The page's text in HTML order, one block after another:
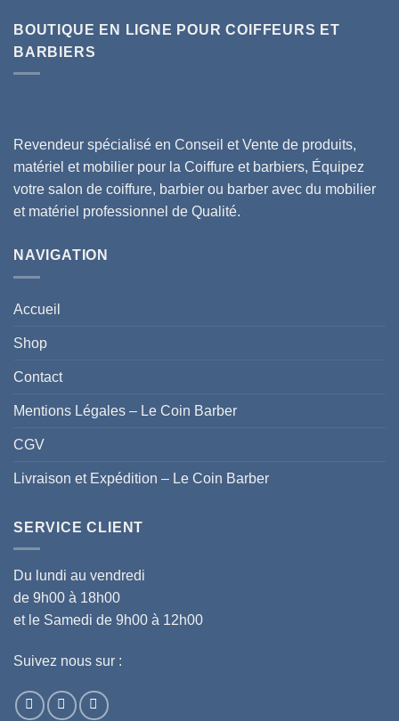
BOUTIQUE EN LIGNE POUR COIFFEURS ET
BARBIERS
Revendeur spécialisé en Conseil et Vente de produits,
matériel et mobilier pour la Coiffure et barbiers, Équipez
votre salon de coiffure, barbier ou barber avec du mobilier
et matériel professionnel de Qualité.
NAVIGATION
Accueil
Shop
Contact
Mentions Légales – Le Coin Barber
CGV
Livraison et Expédition – Le Coin Barber
SERVICE CLIENT
Du lundi au vendredi
de 9h00 à 18h00
et le Samedi de 9h00 à 12h00
Suivez nous sur :